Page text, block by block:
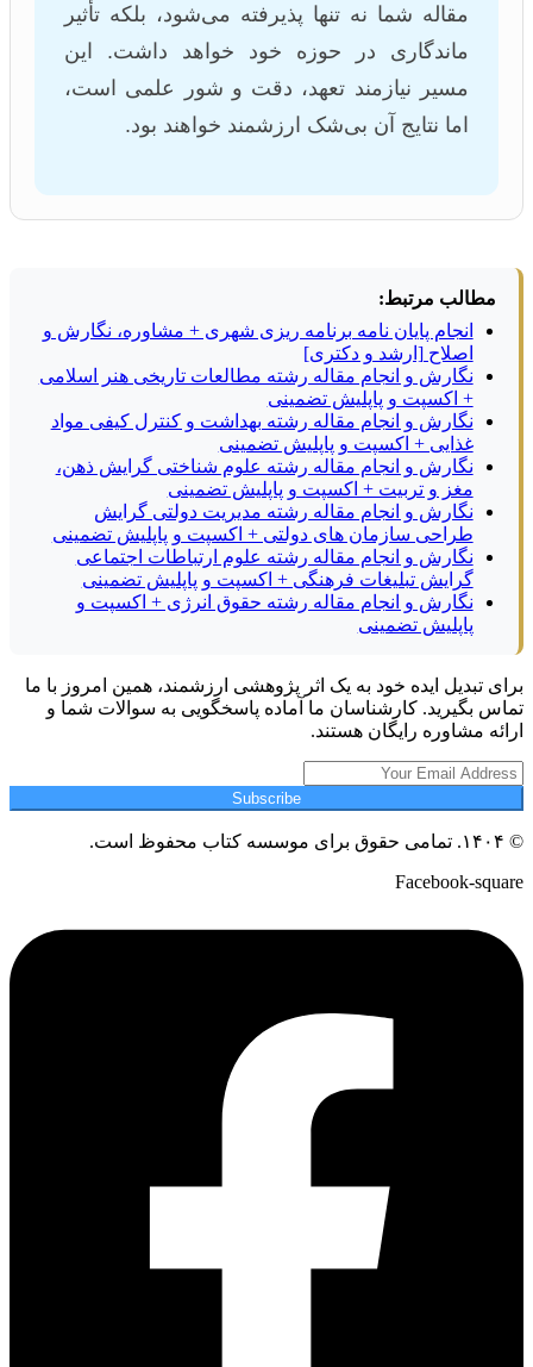
مقاله شما نه تنها پذیرفته می‌شود، بلکه تأثیر
ماندگاری در حوزه خود خواهد داشت. این
مسیر نیازمند تعهد، دقت و شور علمی است،
اما نتایج آن بی‌شک ارزشمند خواهند بود.
مطالب مرتبط:
انجام پایان نامه برنامه ریزی شهری + مشاوره، نگارش و
اصلاح [ارشد و دکتری]
نگارش و انجام مقاله رشته مطالعات تاریخی هنر اسلامی
+ اکسپت و پاپلیش تضمینی
نگارش و انجام مقاله رشته بهداشت و کنترل کیفی مواد
غذایی + اکسپت و پاپلیش تضمینی
نگارش و انجام مقاله رشته علوم شناختی گرایش ذهن،
مغز و تربیت + اکسپت و پاپلیش تضمینی
نگارش و انجام مقاله رشته مدیریت دولتی گرایش
طراحی سازمان های دولتی + اکسپت و پاپلیش تضمینی
نگارش و انجام مقاله رشته علوم ارتباطات اجتماعی
گرایش تبلیغات فرهنگی + اکسپت و پاپلیش تضمینی
نگارش و انجام مقاله رشته حقوق انرژی + اکسپت و
پاپلیش تضمینی
برای تبدیل ایده خود به یک اثر پژوهشی ارزشمند، همین امروز با ما
تماس بگیرید. کارشناسان ما آماده پاسخگویی به سوالات شما و
ارائه مشاوره رایگان هستند.
Subscribe
© ۱۴۰۴. تمامی حقوق برای موسسه کتاب محفوظ است.
Facebook-square